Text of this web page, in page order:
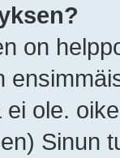
on
ei ole.
Sinun